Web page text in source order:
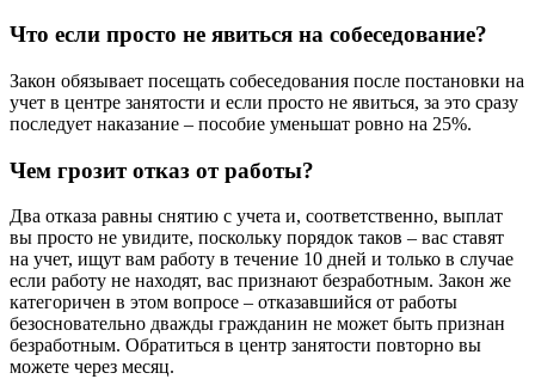
Что если просто не явиться на собеседование?
Закон обязывает посещать собеседования после постановки на
учет в центре занятости и если просто не явиться, за это сразу
последует наказание – пособие уменьшат ровно на 25%.
Чем грозит отказ от работы?
Два отказа равны снятию с учета и, соответственно, выплат
вы просто не увидите, поскольку порядок таков – вас ставят
на учет, ищут вам работу в течение 10 дней и только в случае
если работу не находят, вас признают безработным. Закон же
категоричен в этом вопросе – отказавшийся от работы
безосновательно дважды гражданин не может быть признан
безработным. Обратиться в центр занятости повторно вы
можете через месяц.